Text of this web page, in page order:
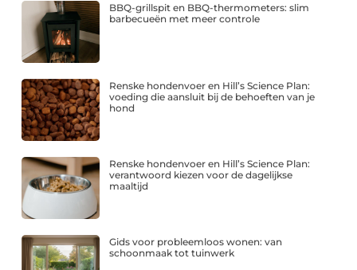
BBQ-grillspit en BBQ-thermometers: slim
barbecueën met meer controle
Renske hondenvoer en Hill’s Science Plan:
voeding die aansluit bij de behoeften van je
hond
Renske hondenvoer en Hill’s Science Plan:
verantwoord kiezen voor de dagelijkse
maaltijd
Gids voor probleemloos wonen: van
schoonmaak tot tuinwerk